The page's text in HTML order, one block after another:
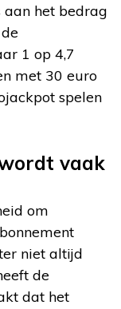
het bedrag
1 op 4,7
met 30 euro
spelen
vaak
om
niet altijd
de
dat het